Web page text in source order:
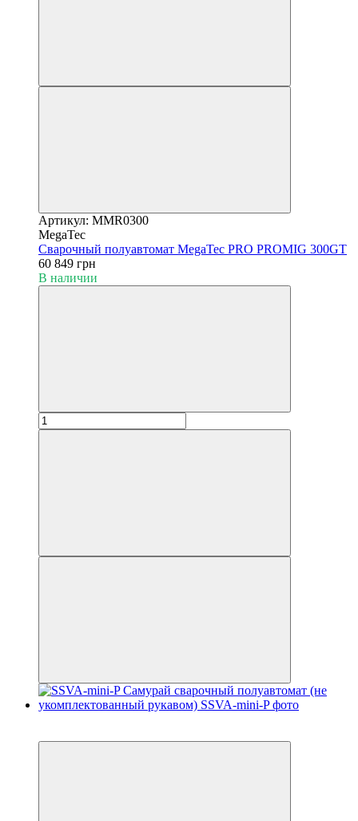
Артикул: MMR0300
MegaTec
Сварочный полуавтомат MegaTec PRO PROMIG 300GT
60 849 грн
В наличии